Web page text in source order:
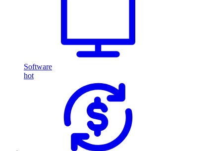
Software
hot